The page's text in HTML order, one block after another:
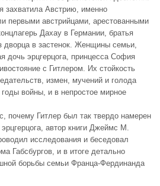
захватила Австрию, именно
первыми австрийцами, арестованными
Дахау в Германии, братья
дворца в застенок. Женщины семьи,
дочь эрцгерцога, принцесса София
с Гитлером. Их стойкость
измен, мучений и голода
войны, и в непростое мирное
почему Гитлер был так твердо намерен
автор книги Джеймс М.
исследования и беседовал
Габсбургов, и в итоге детально
борьбы семьи Франца-Фердинанда